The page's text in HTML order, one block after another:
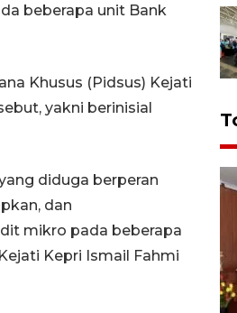
beberapa unit Bank
Khusus (Pidsus) Kejati
yakni berinisial
diduga berperan
dan
mikro pada beberapa
Kepri Ismail Fahmi